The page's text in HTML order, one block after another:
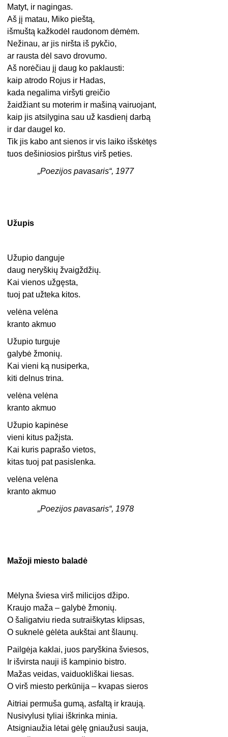
Matyt, ir nagingas.
Aš jį matau, Miko pieštą,
išmuštą kažkodėl raudonom dėmėm.
Nežinau, ar jis niršta iš pykčio,
ar rausta dėl savo drovumo.
Aš norėčiau jį daug ko paklausti:
kaip atrodo Rojus ir Hadas,
kada negalima viršyti greičio
žaidžiant su moterim ir mašiną vairuojant,
kaip jis atsilygina sau už kasdienį darbą
ir dar daugel ko.
Tik jis kabo ant sienos ir vis laiko išskėtęs
tuos dešiniosios pirštus virš peties.
„Poezijos pavasaris“, 1977
Užupis
Užupio danguje
daug neryškių žvaigždžių.
Kai vienos užgęsta,
tuoj pat užteka kitos.
velėna velėna
kranto akmuo
Užupio turguje
galybė žmonių.
Kai vieni ką nusiperka,
kiti delnus trina.
velėna velėna
kranto akmuo
Užupio kapinėse
vieni kitus pažįsta.
Kai kuris paprašo vietos,
kitas tuoj pat pasislenka.
velėna velėna
kranto akmuo
„Poezijos pavasaris“, 1978
Mažoji miesto baladė
Mėlyna šviesa virš milicijos džipo.
Kraujo maža – galybė žmonių.
O šaligatviu rieda sutraiškytas klipsas,
O suknelė gėlėta aukštai ant šlaunų.
Pailgėja kaklai, juos paryškina šviesos,
Ir išvirsta nauji iš kampinio bistro.
Mažas veidas, vaiduokliškai liesas.
O virš miesto perkūnija – kvapas sieros
Aitriai permuša gumą, asfaltą ir kraują.
Nusivylusi tyliai iškrinka minia.
Atsigniaužia lėtai gėlę gniaužusi sauja,